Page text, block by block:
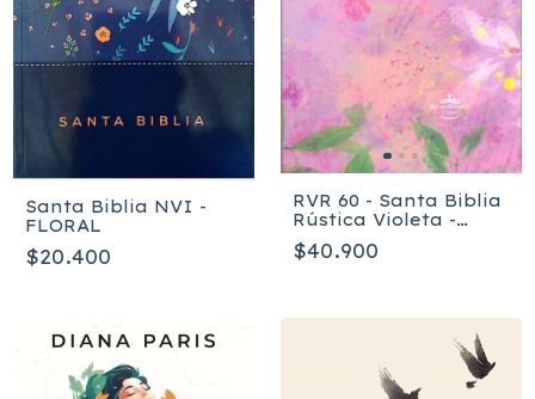
Santa Biblia NVI -
FLORAL
$20.400
RVR 60 - Santa Biblia
Rústica Violeta -
Edición de Promesas
CR-M2
$40.900